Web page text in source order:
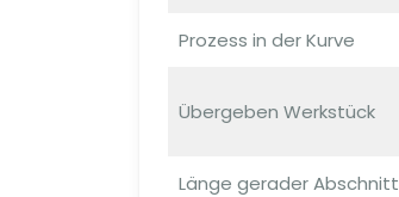
Prozess in der Kurve
Übergeben Werkstück
Länge gerader Abschnitt